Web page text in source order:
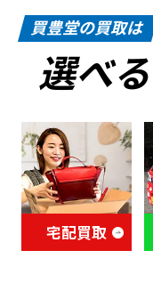
買豊堂の買取は
選べる
宅配買取